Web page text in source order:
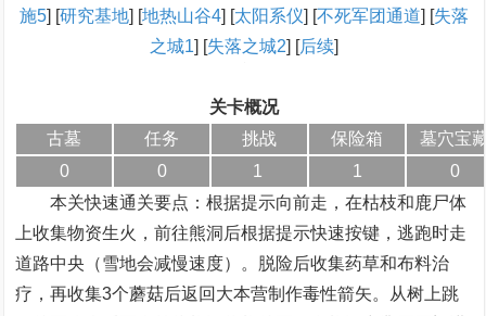
施5] [研究基地] [地热山谷4] [太阳系仪] [不死军团通道] [失落
之城1] [失落之城2] [后续]
关卡概况
古墓
任务 挑战 保险箱
墓穴宝
0
0 1 1
0
本关快速通关要点：根据提示向前走，在枯枝和鹿尸体
上收集物资生火，前往熊洞后根据提示快速按键，逃跑时走
道路中央（雪地会减慢速度）。脱险后收集药草和布料治
疗，再收集3个蘑菇后返回大本营制作毒性箭矢。从树上跳